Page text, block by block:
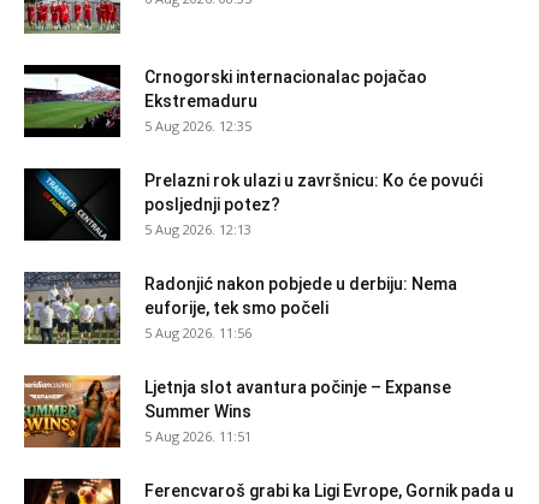
Crnogorski internacionalac pojačao
Ekstremaduru
5 Aug 2026. 12:35
Prelazni rok ulazi u završnicu: Ko će povući
posljednji potez?
5 Aug 2026. 12:13
Radonjić nakon pobjede u derbiju: Nema
euforije, tek smo počeli
5 Aug 2026. 11:56
Ljetnja slot avantura počinje – Expanse
Summer Wins
5 Aug 2026. 11:51
Ferencvaroš grabi ka Ligi Evrope, Gornik pada u